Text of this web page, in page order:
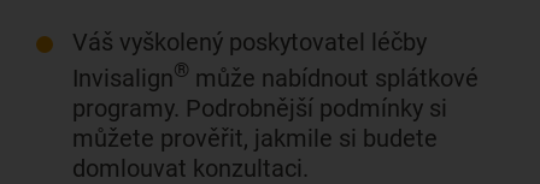
Váš vyškolený poskytovatel léčby
Invisalign® může nabídnout splátkové
programy. Podrobnější podmínky si
můžete prověřit, jakmile si budete
domlouvat konzultaci.